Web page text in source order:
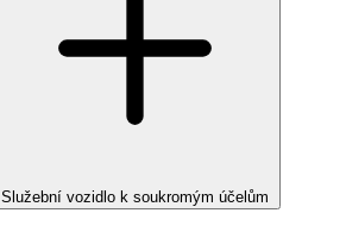
Služební vozidlo k soukromým účelům